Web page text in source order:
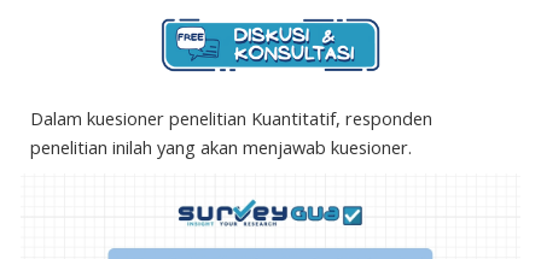
Dalam kuesioner penelitian Kuantitatif, responden
penelitian inilah yang akan menjawab kuesioner.